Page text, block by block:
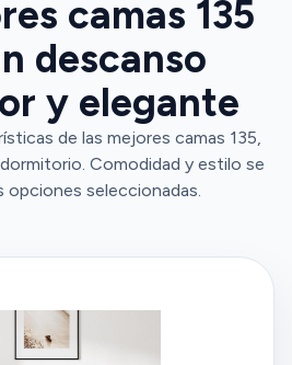
camas 135
descanso
y elegante
de las mejores camas 135,
Comodidad y estilo se
opciones seleccionadas.